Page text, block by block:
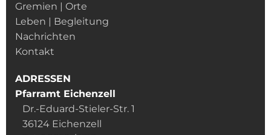
Gremien | Orte
Leben | Begleitung
Nachrichten
Kontakt
ADRESSEN
Pfarramt Eichenzell
Dr.-Eduard-Stieler-Str. 1
36124 Eichenzell